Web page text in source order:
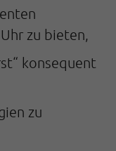
zu bieten,
konsequent
zu